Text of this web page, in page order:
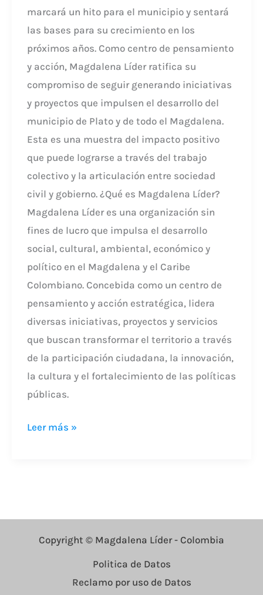
marcará un hito para el municipio y sentará
las bases para su crecimiento en los
próximos años. Como centro de pensamiento
y acción, Magdalena Líder ratifica su
compromiso de seguir generando iniciativas
y proyectos que impulsen el desarrollo del
municipio de Plato y de todo el Magdalena.
Esta es una muestra del impacto positivo
que puede lograrse a través del trabajo
colectivo y la articulación entre sociedad
civil y gobierno. ¿Qué es Magdalena Líder?
Magdalena Líder es una organización sin
fines de lucro que impulsa el desarrollo
social, cultural, ambiental, económico y
político en el Magdalena y el Caribe
Colombiano. Concebida como un centro de
pensamiento y acción estratégica, lidera
diversas iniciativas, proyectos y servicios
que buscan transformar el territorio a través
de la participación ciudadana, la innovación,
la cultura y el fortalecimiento de las políticas
públicas.
Leer más »
Copyright © Magdalena Líder - Colombia
Politica de Datos
Reclamo por uso de Datos